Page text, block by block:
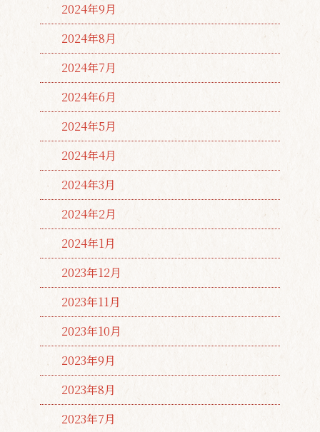
2024年9月
2024年8月
2024年7月
2024年6月
2024年5月
2024年4月
2024年3月
2024年2月
2024年1月
2023年12月
2023年11月
2023年10月
2023年9月
2023年8月
2023年7月